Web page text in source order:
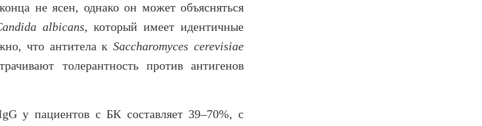
не ясен, однако он может объясняться
albicans, который имеет идентичные
что антитела кSaccharomyces cerevisiae
толерантность против антигенов
у пациентов с БК составляет 39–70%, с